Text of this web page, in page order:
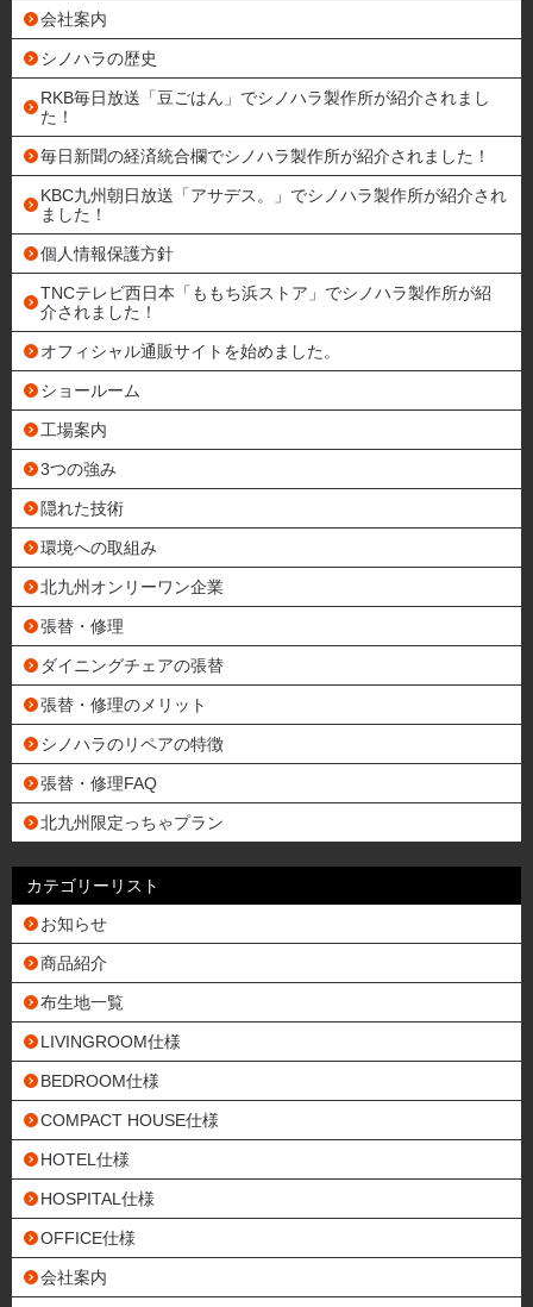
会社案内
シノハラの歴史
RKB毎日放送「豆ごはん」でシノハラ製作所が紹介されまし
た！
毎日新聞の経済統合欄でシノハラ製作所が紹介されました！
KBC九州朝日放送「アサデス。」でシノハラ製作所が紹介され
ました！
個人情報保護方針
TNCテレビ西日本「ももち浜ストア」でシノハラ製作所が紹
介されました！
オフィシャル通販サイトを始めました。
ショールーム
工場案内
3つの強み
隠れた技術
環境への取組み
北九州オンリーワン企業
張替・修理
ダイニングチェアの張替
張替・修理のメリット
シノハラのリペアの特徴
張替・修理FAQ
北九州限定っちゃプラン
カテゴリーリスト
お知らせ
商品紹介
布生地一覧
LIVINGROOM仕様
BEDROOM仕様
COMPACT HOUSE仕様
HOTEL仕様
HOSPITAL仕様
OFFICE仕様
会社案内